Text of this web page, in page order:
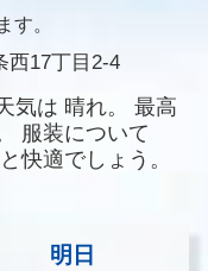
す。
西17丁目2-4
気は 晴れ。
最高
服装について
快適でしょう。
明日